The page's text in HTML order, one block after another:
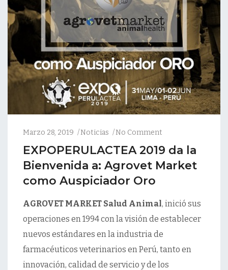
Marzo 28, 2019 Noticias No Comment
EXPOPERULACTEA 2019 da la
Bienvenida a: Agrovet Market
como Auspiciador Oro
AGROVET MARKET Salud Animal, inició sus
operaciones en 1994 con la visión de establecer
nuevos estándares en la industria de
farmacéuticos veterinarios en Perú, tanto en
innovación, calidad de servicio y de los